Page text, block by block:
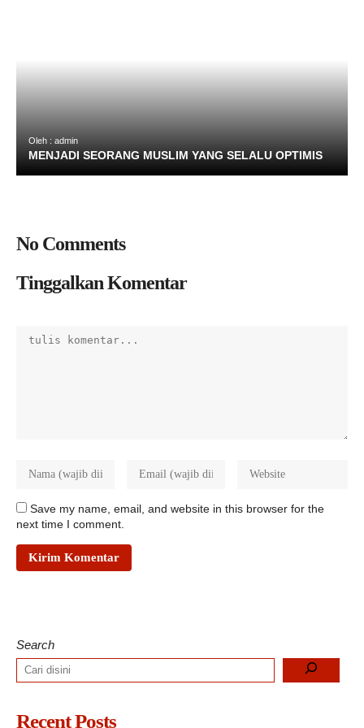
Oleh : admin
MENJADI SEORANG MUSLIM YANG SELALU OPTIMIS
No Comments
Tinggalkan Komentar
Save my name, email, and website in this browser for the
next time I comment.
Search
Recent Posts